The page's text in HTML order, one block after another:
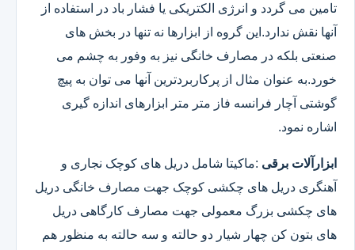
تامین می گردد و انرژی الکتریکی یا فشار باد در استفاده از
آنها نقش ندارد.این گروه از ابزارها نه تنها در بخش های
صنعتی بلکه در مصارف خانگی نیز به وفور به چشم می
خورد.به عنوان مثال از پرکاربردترین آنها می توان به پیچ
گوشتی آچار فرانسه فاز متر متر ابزارهای اندازه گیری
اشاره نمود.
ابزارآلات برقی :ماکیتا شامل دریل های کوچک نجاری و
آهنگری دریل های چکشی کوچک جهت مصارف خانگی دریل
های چکشی بزرگ معمولی جهت مصارف کارگاهی دریل
های بتون کن چهار شیار دو حالته و سه حالته به منظور هم